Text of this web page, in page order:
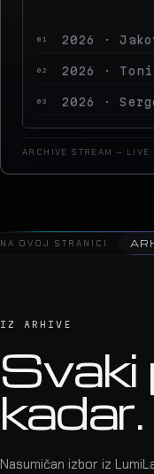
01
02 2026 ·
03
ARCHIVE STREAM — LIVE
NA OVOJ STRANICI
IZ ARHIVE
Svaki
kadar.
Nasumičan izbor iz